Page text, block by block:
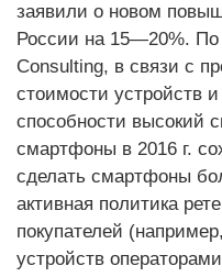
заявили о новом
России на 15—20%.
Consulting, в связи с
стоимости устройств
способности высокий
смартфоны в 2016 г.
сделать смартфоны
активная политика
покупателей
устройств